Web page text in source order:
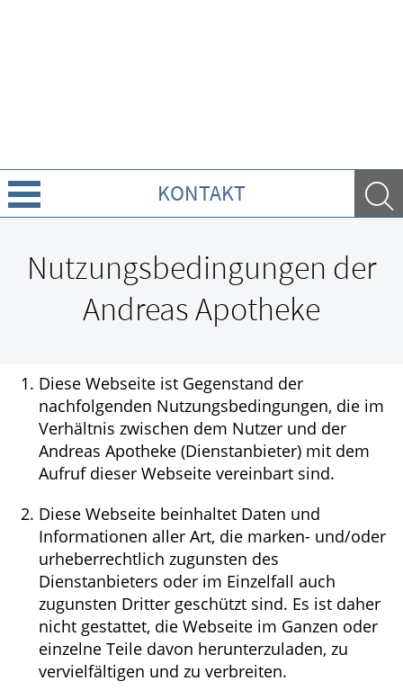
KONTAKT
Krankheiten & Therapie
HOMÖOPATHIE
WELLNESS
Nutzungsbedingungen der
Andreas Apotheke
Diese Webseite ist Gegenstand der
nachfolgenden Nutzungsbedingungen, die im
Verhältnis zwischen dem Nutzer und der
Andreas Apotheke (Dienstanbieter) mit dem
Aufruf dieser Webseite vereinbart sind.
Diese Webseite beinhaltet Daten und
Informationen aller Art, die marken- und/oder
urheberrechtlich zugunsten des
Dienstanbieters oder im Einzelfall auch
zugunsten Dritter geschützt sind. Es ist daher
nicht gestattet, die Webseite im Ganzen oder
einzelne Teile davon herunterzuladen, zu
vervielfältigen und zu verbreiten.